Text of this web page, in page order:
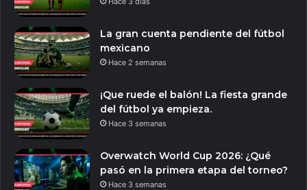
La gran cuenta pendiente del fútbol
mexicano
Hace 2 semanas
¡Que ruede el balón! La fiesta grande
del fútbol ya empieza.
Hace 3 semanas
Overwatch World Cup 2026: ¿Qué
pasó en la primera etapa del torneo?
Hace 3 semanas